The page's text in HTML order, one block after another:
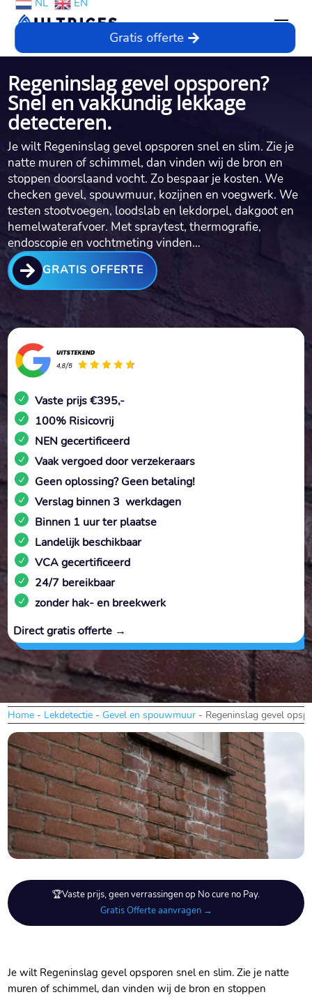
NL EN
Gratis offerte
Regeninslag gevel opsporen?
Snel en vakkundig lekkage
detecteren.
Je wilt Regeninslag gevel opsporen snel en slim.​ Zie je
natte muren of schimmel, dan vinden wij de bron en
stoppen doorslaand vocht.​ Zo bespaar je kosten.​ We
checken gevel, spouwmuur, kozijnen en voegwerk.​ We
testen stootvoegen, loodslab en lekdorpel, dakgoot en
hemelwaterafvoer.​ Met spraytest, thermografie,
endoscopie en vochtmeting vinden…
 GRATIS OFFERTE
Vaste prijs €395,-
100% Risicovrij
NEN gecertificeerd
Vaak vergoed door verzekeraars
Geen oplossing? Geen betaling!
Verslag binnen 3 werkdagen
Binnen 1 uur ter plaatse
Landelijk beschikbaar
VCA gecertificeerd
24/7 bereikbaar
zonder hak- en breekwerk
Direct gratis offerte →
Home - Lekdetectie - Gevel en spouwmuur - Regeninslag gevel
🏆Vaste prijs, geen verrassingen op No cure no Pay.
Gratis Offerte aanvragen →
Je wilt Regeninslag gevel opsporen snel en slim.​ Zie je natte
muren of schimmel, dan vinden wij de bron en stoppen